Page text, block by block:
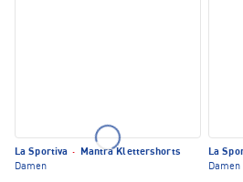
La Sportiva ·
Mantra Klettershorts
Damen
La
Damen